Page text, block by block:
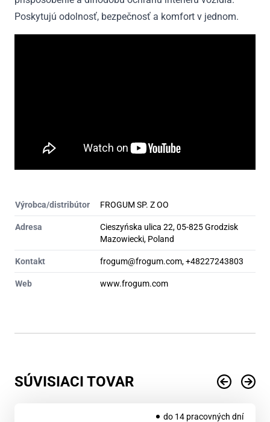
Poskytujú odolnosť, bezpečnosť a komfort v jednom.
Výrobca/distribútor FROGUM SP. Z OO
Adresa
Cieszyńska ulica 22, 05-825 Grodzisk
Mazowiecki, Poland
Kontakt frogum@frogum.com, +48227243803
Web www.frogum.com
SÚVISIACI TOVAR
do 14 pracovných dní